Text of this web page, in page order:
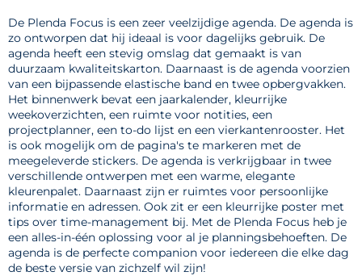
De Plenda Focus is een zeer veelzijdige agenda. De agenda is
zo ontworpen dat hij ideaal is voor dagelijks gebruik. De
agenda heeft een stevig omslag dat gemaakt is van
duurzaam kwaliteitskarton. Daarnaast is de agenda voorzien
van een bijpassende elastische band en twee opbergvakken.
Het binnenwerk bevat een jaarkalender, kleurrijke
weekoverzichten, een ruimte voor notities, een
projectplanner, een to-do lijst en een vierkantenrooster. Het
is ook mogelijk om de pagina's te markeren met de
meegeleverde stickers. De agenda is verkrijgbaar in twee
verschillende ontwerpen met een warme, elegante
kleurenpalet. Daarnaast zijn er ruimtes voor persoonlijke
informatie en adressen. Ook zit er een kleurrijke poster met
tips over time-management bij. Met de Plenda Focus heb je
een alles-in-één oplossing voor al je planningsbehoeften. De
agenda is de perfecte companion voor iedereen die elke dag
de beste versie van zichzelf wil zijn!